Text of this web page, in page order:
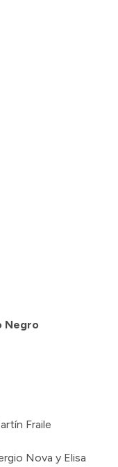
Negro
Fraile
Nova y Elisa